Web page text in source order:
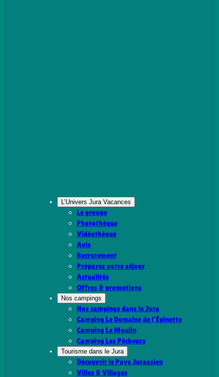
L’Univers Jura Vacances
Le groupe
Photothèque
Vidéothèque
Avis
Recrutement
Préparez votre séjour
Actualités
Offres & promotions
Nos campings
Nos campings dans le Jura
Camping Le Domaine de l’Épinette
Camping Le Moulin
Camping Les Pêcheurs
Tourisme dans le Jura
Découvrir le Pays Jurassien
Villes & Villages